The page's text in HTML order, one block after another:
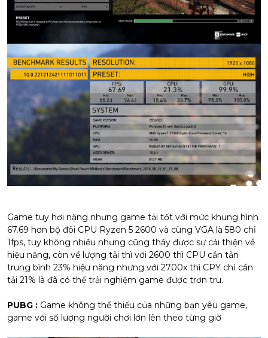
Game tuy hơi nặng nhưng game tải tốt với mức khung hình
67.69 hơn bộ đôi CPU Ryzen 5 2600 và cùng VGA là 580 chỉ
1fps, tuy không nhiều nhưng cũng thấy được sự cải thiện về
hiệu năng, còn về lượng tải thì với 2600 thì CPU cần tản
trung bình 23% hiệu năng nhưng với 2700x thì CPY chỉ cần
tải 21% là đã có thể trải nghiệm game được trơn tru.
PUBG : Game không thể thiếu của những bạn yêu game,
game với số lượng người chơi lớn lên theo từng giờ